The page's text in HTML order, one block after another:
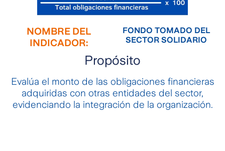
NOMBRE DEL
INDICADOR:
FONDO TOMADO DEL
SECTOR SOLIDARIO
Propósito
Evalúa el monto de las obligaciones financieras
adquiridas con otras entidades del sector,
evidenciando la integración de la organización.